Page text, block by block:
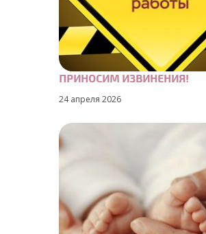
ПРИНОСИМ ИЗВИНЕНИЯ!
24 апреля 2026